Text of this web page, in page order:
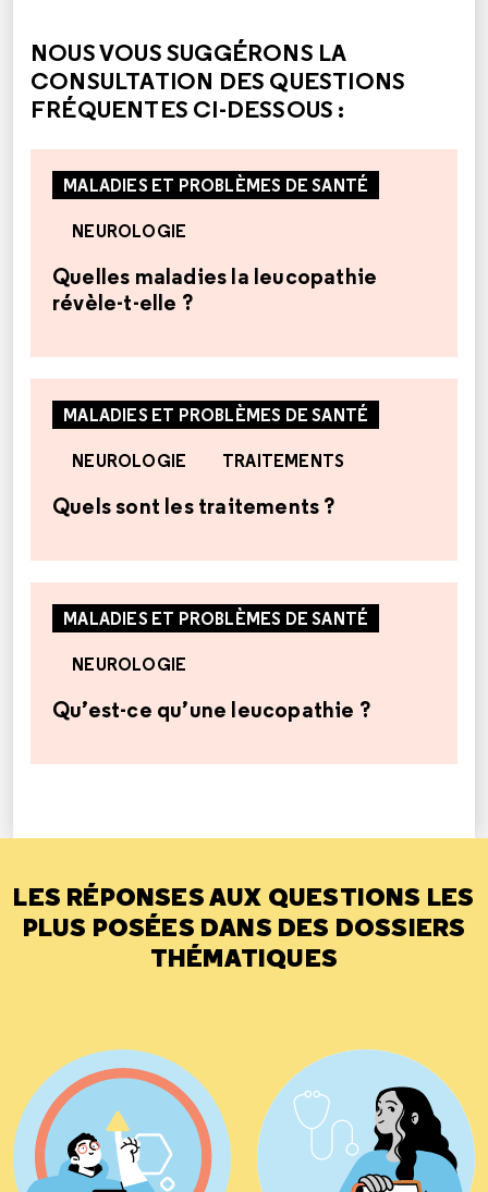
NOUS VOUS SUGGÉRONS LA
CONSULTATION DES QUESTIONS
FRÉQUENTES CI-DESSOUS :
MALADIES ET PROBLÈMES DE SANTÉ
NEUROLOGIE
Quelles maladies la leucopathie
révèle-t-elle ?
MALADIES ET PROBLÈMES DE SANTÉ
NEUROLOGIE TRAITEMENTS
Quels sont les traitements ?
MALADIES ET PROBLÈMES DE SANTÉ
NEUROLOGIE
Qu’est-ce qu’une leucopathie ?
LES RÉPONSES AUX QUESTIONS LES
PLUS POSÉES DANS DES DOSSIERS
THÉMATIQUES